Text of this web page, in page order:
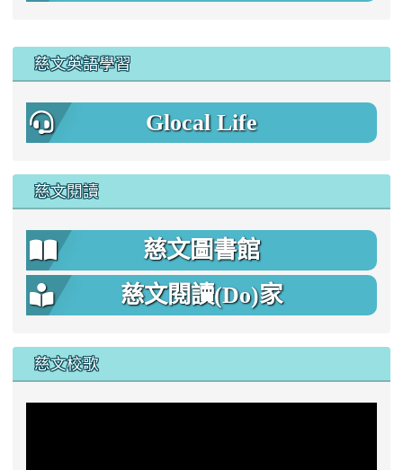
::: 慈文英語學習
Glocal Life
慈文閱讀
慈文圖書館
慈文閱讀(Do)家
慈文校歌